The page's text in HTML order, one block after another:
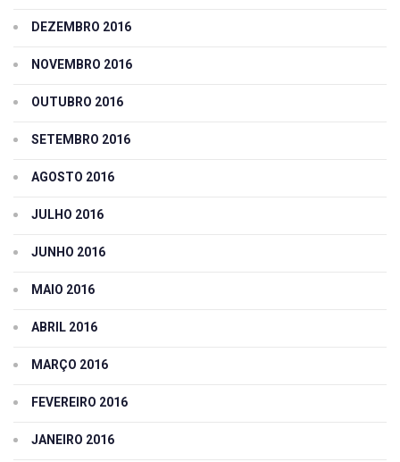
DEZEMBRO 2016
NOVEMBRO 2016
OUTUBRO 2016
SETEMBRO 2016
AGOSTO 2016
JULHO 2016
JUNHO 2016
MAIO 2016
ABRIL 2016
MARÇO 2016
FEVEREIRO 2016
JANEIRO 2016